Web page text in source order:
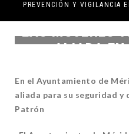
PREVENCIÓN Y VIGILANCIA
LAS MUJERES
ALIADA
En el Ayuntamiento de
aliada para su seguridad
Patrón